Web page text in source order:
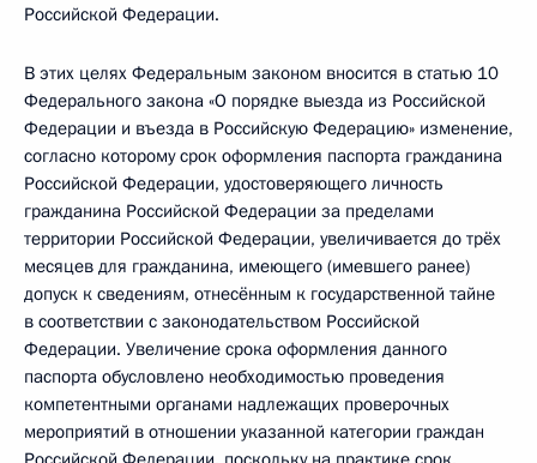
Российской Федерации.
В этих целях Федеральным законом вносится в статью 10
Федерального закона «О порядке выезда из Российской
Федерации и въезда в Российскую Федерацию» изменение,
согласно которому срок оформления паспорта гражданина
Российской Федерации, удостоверяющего личность
гражданина Российской Федерации за пределами
территории Российской Федерации, увеличивается до трёх
месяцев для гражданина, имеющего (имевшего ранее)
допуск к сведениям, отнесённым к государственной тайне
в соответствии с законодательством Российской
Федерации. Увеличение срока оформления данного
паспорта обусловлено необходимостью проведения
компетентными органами надлежащих проверочных
мероприятий в отношении указанной категории граждан